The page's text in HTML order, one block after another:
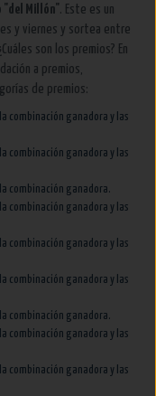
"del Millón". Este es un
y viernes y sortea entre
son los premios? En
a premios,
de premios:
combinación ganadora y las
combinación ganadora y las
combinación ganadora.
combinación ganadora y las
combinación ganadora y las
combinación ganadora y las
combinación ganadora.
combinación ganadora y las
combinación ganadora y las